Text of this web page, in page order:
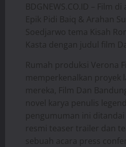
BDGNEWS.CO.ID – Film
Epik Pidi Baiq & Arahan
Soedjarwo tema Kisah
Kasta dengan judul film
Rumah produksi Verona
memperkenalkan proyek
mereka, Film Dan
novel karya penulis
pengumuman ini
resmi teaser trailer dan
sebuah acara press